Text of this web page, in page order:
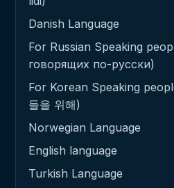
Danish Language
For Russian Speaking
говорящих по-русски)
For Korean Speaking
들을 위해)
Norwegian Language
English language
Turkish Language